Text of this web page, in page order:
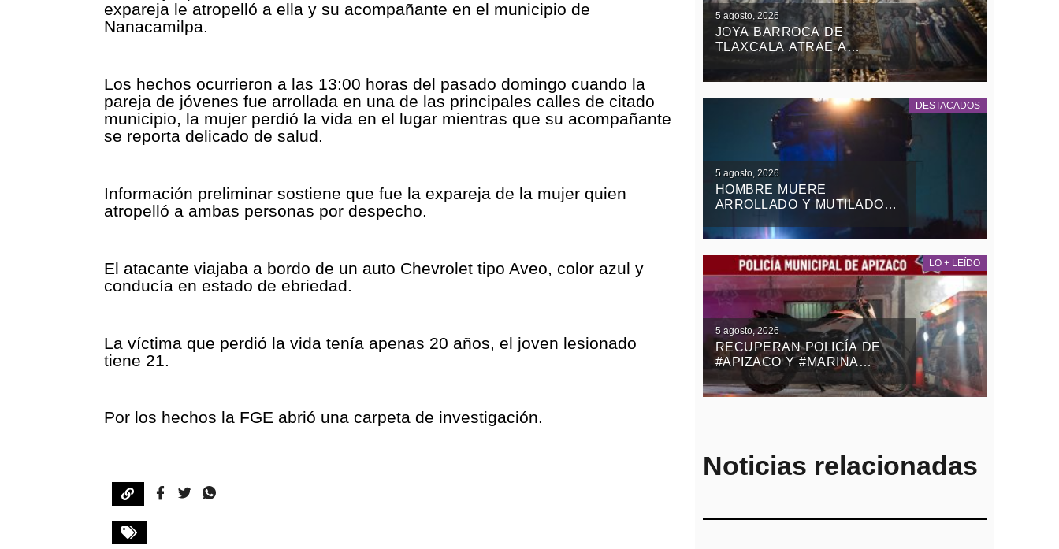
expareja le atropelló a ella y su acompañante en el municipio de
Nanacamilpa.
Los hechos ocurrieron a las 13:00 horas del pasado domingo cuando la
pareja de jóvenes fue arrollada en una de las principales calles de citado
municipio, la mujer perdió la vida en el lugar mientras que su acompañante
se reporta delicado de salud.
Información preliminar sostiene que fue la expareja de la mujer quien
atropelló a ambas personas por despecho.
El atacante viajaba a bordo de un auto Chevrolet tipo Aveo, color azul y
conducía en estado de ebriedad.
La víctima que perdió la vida tenía apenas 20 años, el joven lesionado
tiene 21.
Por los hechos la FGE abrió una carpeta de investigación.
5 agosto, 2026
JOYA BARROCA DE
TLAXCALA ATRAE A
TURISTAS NACIONALES Y
EXTRANJEROS
DESTACADOS
5 agosto, 2026
HOMBRE MUERE
ARROLLADO Y MUTILADO
TREN EN TEOLOCHOLCO
LO + LEÍDO
5 agosto, 2026
RECUPERAN POLICÍA DE
#APIZACO Y #MARINA
MOTOCICLETA ROBADA
CON VIOLENCIA EN EL
Noticias relacionadas